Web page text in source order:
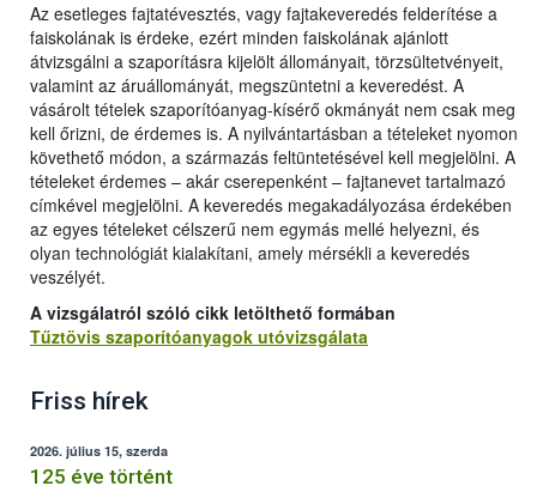
Az esetleges fajtatévesztés, vagy fajtakeveredés felderítése a
faiskolának is érdeke, ezért minden faiskolának ajánlott
átvizsgálni a szaporításra kijelölt állományait, törzsültetvényeit,
valamint az áruállományát, megszüntetni a keveredést. A
vásárolt tételek szaporítóanyag-kísérő okmányát nem csak meg
kell őrizni, de érdemes is. A nyilvántartásban a tételeket nyomon
követhető módon, a származás feltüntetésével kell megjelölni. A
tételeket érdemes – akár cserepenként – fajtanevet tartalmazó
címkével megjelölni. A keveredés megakadályozása érdekében
az egyes tételeket célszerű nem egymás mellé helyezni, és
olyan technológiát kialakítani, amely mérsékli a keveredés
veszélyét.
A vizsgálatról szóló cikk letölthető formában
Tűztövis szaporítóanyagok utóvizsgálata
Friss hírek
2026. július 15, szerda
125 éve történt